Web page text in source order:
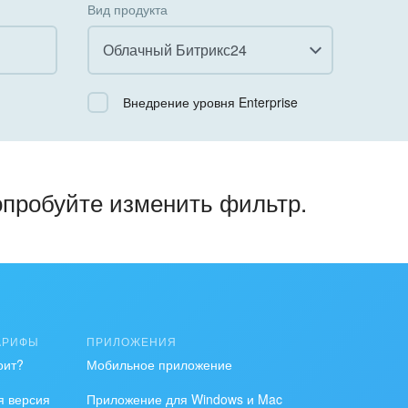
Вид продукта
Облачный Битрикс24
ВсеВнедрение уровня Enterprise
изменить фильтр.
версия
ПРИЛОЖЕНИЯ
Мобильное приложение
Приложение для Windows и Mac